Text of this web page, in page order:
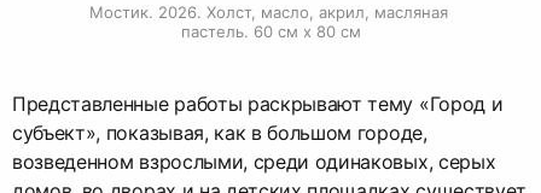
Мостик. 2026. Холст, масло, акрил, масляная
пастель. 60 см х 80 см
Представленные работы раскрывают тему «Город и
субъект», показывая, как в большом городе,
возведенном взрослыми, среди одинаковых, серых